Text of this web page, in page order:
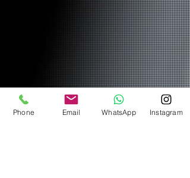
Phone Email WhatsApp Instagram